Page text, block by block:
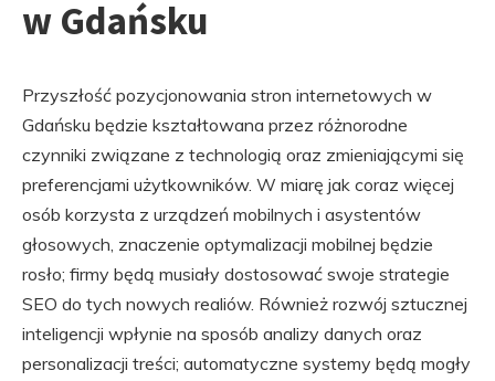
w Gdańsku
Przyszłość pozycjonowania stron internetowych w
Gdańsku będzie kształtowana przez różnorodne
czynniki związane z technologią oraz zmieniającymi się
preferencjami użytkowników. W miarę jak coraz więcej
osób korzysta z urządzeń mobilnych i asystentów
głosowych, znaczenie optymalizacji mobilnej będzie
rosło; firmy będą musiały dostosować swoje strategie
SEO do tych nowych realiów. Również rozwój sztucznej
inteligencji wpłynie na sposób analizy danych oraz
personalizacji treści; automatyczne systemy będą mogły